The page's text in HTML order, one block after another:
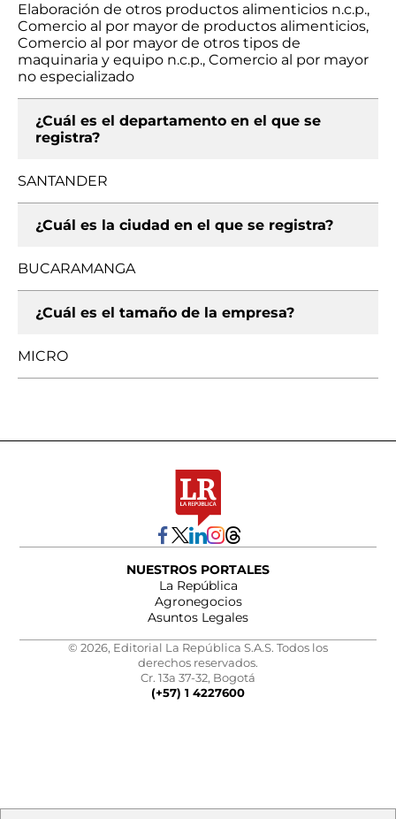
Elaboración de otros productos alimenticios n.c.p.,
Comercio al por mayor de productos alimenticios,
Comercio al por mayor de otros tipos de
maquinaria y equipo n.c.p., Comercio al por mayor
no especializado
¿Cuál es el departamento en el que se
registra?
SANTANDER
¿Cuál es la ciudad en el que se registra?
BUCARAMANGA
¿Cuál es el tamaño de la empresa?
MICRO
NUESTROS PORTALES
La República
Agronegocios
Asuntos Legales
© 2026, Editorial La República S.A.S. Todos los
derechos reservados.
Cr. 13a 37-32, Bogotá
(+57) 1 4227600